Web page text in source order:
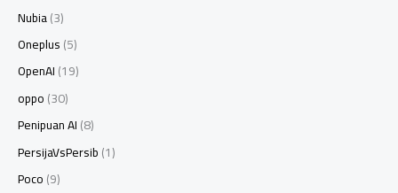
Nubia(3)
Oneplus(5)
OpenAI(19)
oppo(30)
Penipuan AI(8)
PersijaVsPersib(1)
Poco(9)